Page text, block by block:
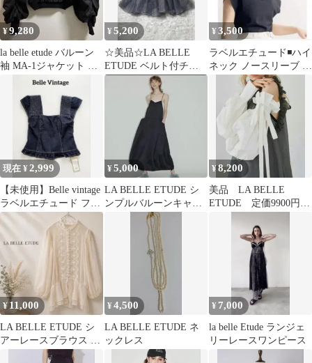
¥9,280
la belle etude バルーン
袖 MA-1ジャケット ブ
¥5,200
☆美品☆LA BELLE
ETUDE ベルト付チュ
ールスカート
¥ 3,500
ラベルエチュード◾️ハイ
ネック ノースリーブ リ
ブカットソー ブラック
現在 ¥2,999
【未使用】Belle vintage
ラベルエチュード フレ
アスリーブ デニム
¥5,000
LA BELLE ETUDE シ
ンプルバルーンキャミ
ワンピース
¥8,200
美品 LA BELLE
ETUDE 定価9900円フ
¥ 11,000
LA BELLE ETUDE シ
アーレースブラウス パ
ールボタン FREE
¥4,500
LA BELLE ETUDE ネ
ックレス
¥ 7,000
la belle Etude ランジェ
リーレースワンピース